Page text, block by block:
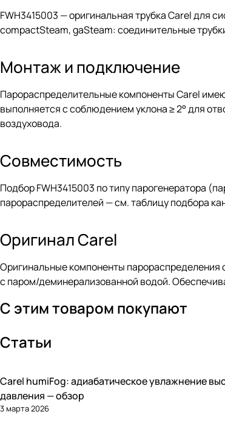
FWH3415003 — оригинальная трубка Carel для
compactSteam, gaSteam: соединительные
Монтаж и подключение
Парораспределительные компоненты Carel
выполняется с соблюдением уклона ≥ 2° для
воздуховода.
Совместимость
Подбор FWH3415003 по типу парогенератора
парораспределителей — см.таблицу подбора
Оригинал Carel
Оригинальные компоненты парораспределения
с паром/деминерализованной водой.
С этим товаром покупают
Статьи
Увлажнение
Carel humiFog: адиабатическое увлажнение
давления — обзор
3 марта 2026